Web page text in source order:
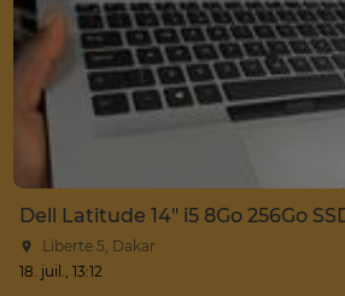
Dell Latitude 14" i5 8Go 256Go
Liberte 5, Dakar
18. juil., 13:12